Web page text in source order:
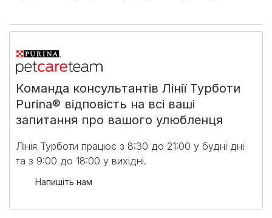
Команда консультантів Лінії Турботи
Purina® відповість на всі ваші
запитання про вашого улюбленця
Лінія Турботи працює з 8:30 до 21:00 у будні дні
та з 9:00 до 18:00 у вихідні.​
Напишіть нам